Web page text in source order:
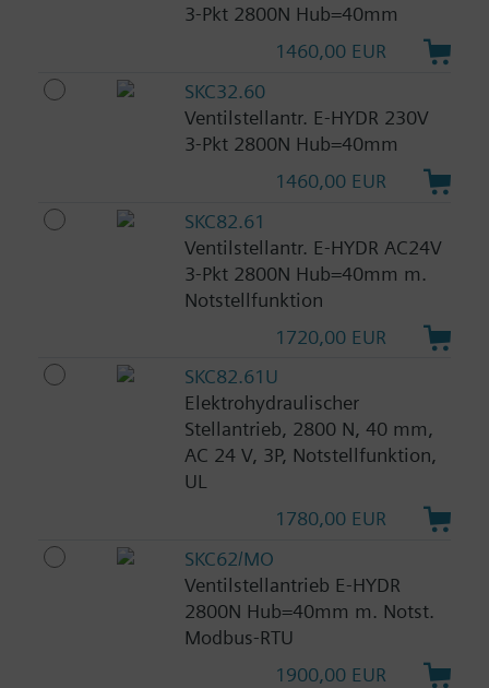
3-Pkt 2800N Hub=40mm
1460,00 EUR
SKC32.60
Ventilstellantr. E-HYDR 230V
3-Pkt 2800N Hub=40mm
1460,00 EUR
SKC82.61
Ventilstellantr. E-HYDR AC24V
3-Pkt 2800N Hub=40mm m.
Notstellfunktion
1720,00 EUR
SKC82.61U
Elektrohydraulischer
Stellantrieb, 2800 N, 40 mm,
AC 24 V, 3P, Notstellfunktion,
UL
1780,00 EUR
SKC62/MO
Ventilstellantrieb E-HYDR
2800N Hub=40mm m. Notst.
Modbus-RTU
1900,00 EUR